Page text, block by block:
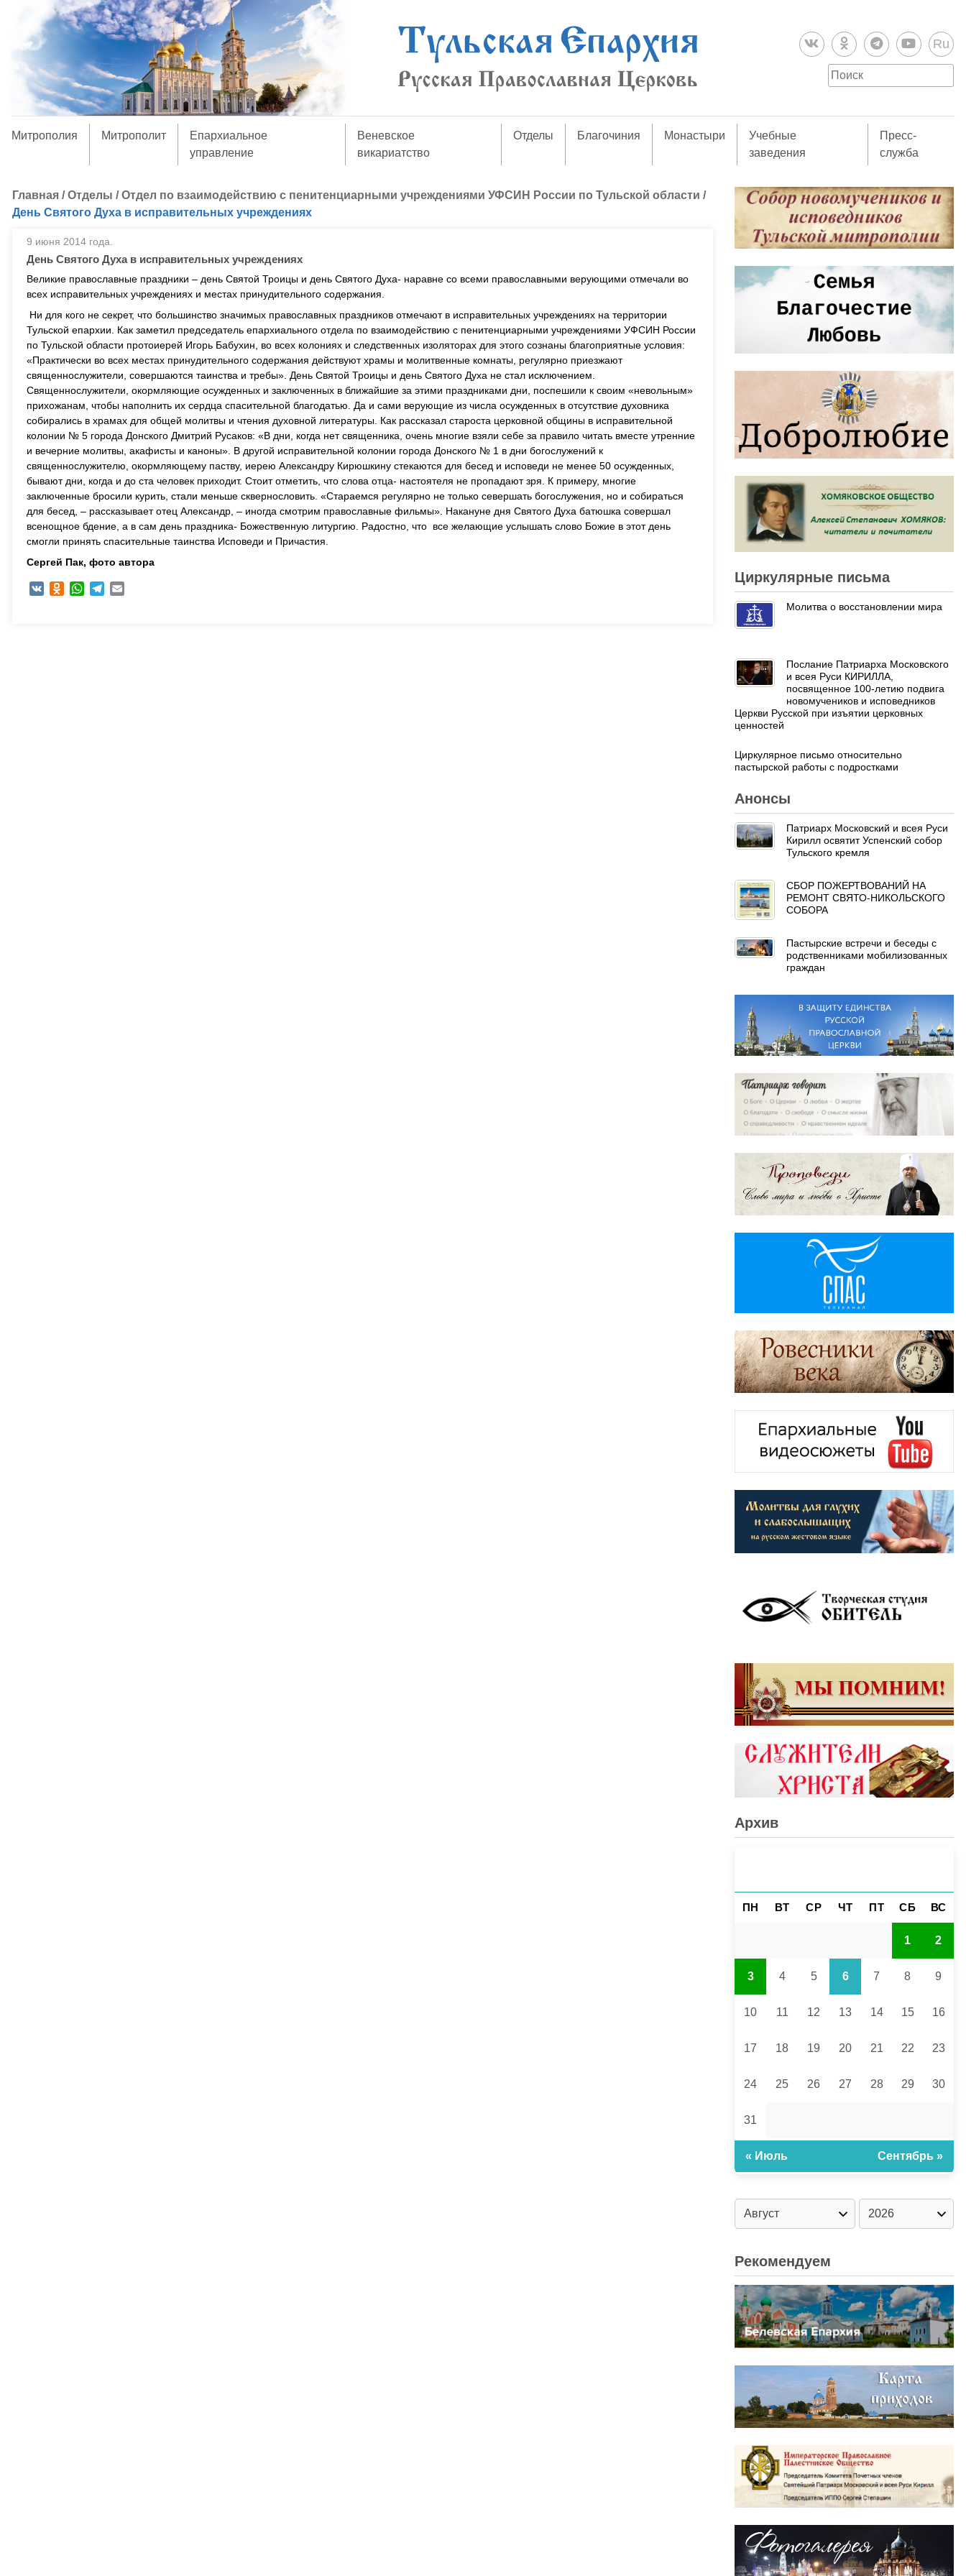
Ru
Митрополия Митрополит
Епархиальное
управление
Веневское
викариатство
Отделы Благочиния Монастыри
Учебные
заведения
Пресс-
служба
Главная /Отделы /Отдел по взаимодействию с пенитенциарными учреждениями УФСИН России по Тульской области /
День Святого Духа в исправительных учреждениях
9 июня 2014 года.
День Святого Духа в исправительных учреждениях
Великие православные праздники – день Святой Троицы и день Святого Духа- наравне со всеми православными верующими отмечали во
всех исправительных учреждениях и местах принудительного содержания.
Ни для кого не секрет, что большинство значимых православных праздников отмечают в исправительных учреждениях на территории
Тульской епархии. Как заметил председатель епархиального отдела по взаимодействию с пенитенциарными учреждениями УФСИН России
по Тульской области протоиерей Игорь Бабухин, во всех колониях и следственных изоляторах для этого сознаны благоприятные условия:
«Практически во всех местах принудительного содержания действуют храмы и молитвенные комнаты, регулярно приезжают
священнослужители, совершаются таинства и требы». День Святой Троицы и день Святого Духа не стал исключением.
Священнослужители, окормляющие осужденных и заключенных в ближайшие за этими праздниками дни, поспешили к своим «невольным»
прихожанам, чтобы наполнить их сердца спасительной благодатью. Да и сами верующие из числа осужденных в отсутствие духовника
собирались в храмах для общей молитвы и чтения духовной литературы. Как рассказал староста церковной общины в исправительной
колонии № 5 города Донского Дмитрий Русаков: «В дни, когда нет священника, очень многие взяли себе за правило читать вместе утренние
и вечерние молитвы, акафисты и каноны». В другой исправительной колонии города Донского № 1 в дни богослужений к
священнослужителю, окормляющему паству, иерею Александру Кирюшкину стекаются для бесед и исповеди не менее 50 осужденных,
бывают дни, когда и до ста человек приходит. Стоит отметить, что слова отца- настоятеля не пропадают зря. К примеру, многие
заключенные бросили курить, стали меньше сквернословить. «Стараемся регулярно не только севершать богослужения, но и собираться
для бесед, – рассказывает отец Александр, – иногда смотрим православные фильмы». Накануне дня Святого Духа батюшка совершал
всенощное бдение, а в сам день праздника- Божественную литургию. Радостно, что все желающие услышать слово Божие в этот день
смогли принять спасительные таинства Исповеди и Причастия.
Сергей Пак, фото автора
VK Odnoklassniki
WhatsAppTelegram
Циркулярные письма
Молитва о восстановлении мира
Послание Патриарха Московского
и всея Руси КИРИЛЛА,
посвященное 100-летию подвига
новомучеников и исповедников
Церкви Русской при изъятии церковных
ценностей
Циркулярное письмо относительно
пастырской работы с подростками
Анонсы
Патриарх Московский и всея Руси
Кирилл освятит Успенский собор
Тульского кремля
СБОР ПОЖЕРТВОВАНИЙ НА
РЕМОНТ СВЯТО-НИКОЛЬСКОГО
СОБОРА
Пастырские встречи и беседы с
родственниками мобилизованных
граждан
Архив
ПН ВТ СР ЧТ ПТ СБ ВС
1 2
3 4 5 6 7 8 9
10 11 12 13 14 15 16
17 18 19 20 21 22 23
24 25 26 27 28 29 30
31
« Июль Сентябрь »
Рекомендуем